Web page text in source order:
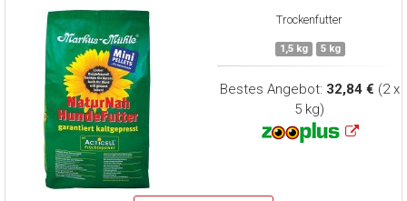
Trockenfutter
1,5 kg 5 kg
Bestes Angebot: 32,84 € (2 x
5 kg)